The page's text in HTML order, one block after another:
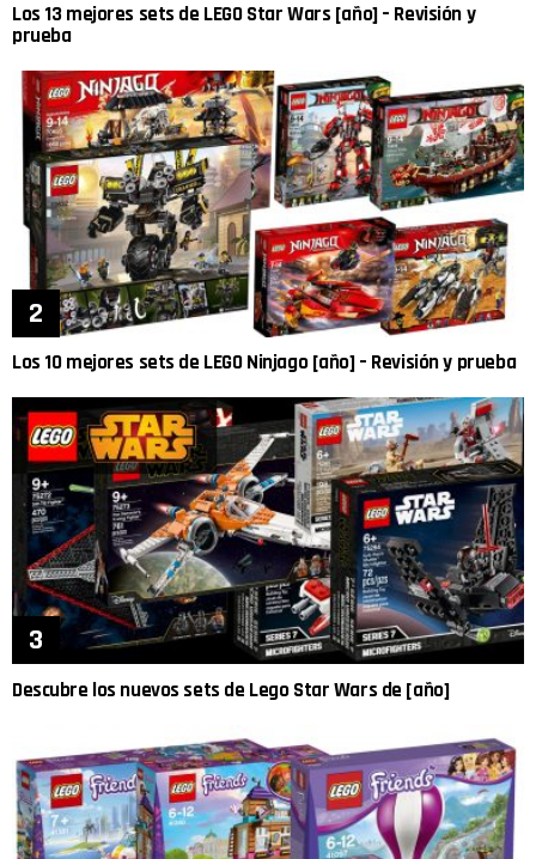
Los 13 mejores sets de LEGO Star Wars [año] – Revisión y
prueba
Los 10 mejores sets de LEGO Ninjago [año] – Revisión y prueba
Descubre los nuevos sets de Lego Star Wars de [año]